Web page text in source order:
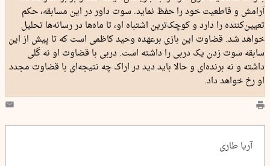
آرامش و قاطعیت خود را حفظ نماید. سوت داور در این مسابقه، حکم
تعیین‌کننده را دارد و کوچک‌ترین اشتباه او، تا ماه‌ها در رسانه‌ها تحلیل
خواهد شد. قضاوت این بازی برعهده وحید کاظمی است که تا پیش از این
سابقه سوت زدن یک‌ دربی را داشته است. دربی با قضاوت او نه گلی
داشته و نه برنده‌ای و حالا باید دید در اراک چه نتیجه‌ای با قضاوت مجدد
او رخ خواهد داد.
آریا طاری